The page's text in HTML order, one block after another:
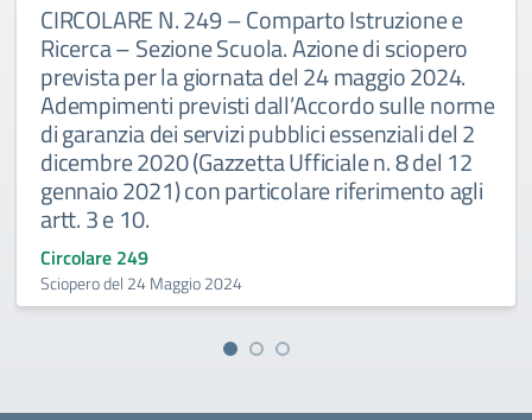
CIRCOLARE N. 249 – Comparto Istruzione e
Ricerca – Sezione Scuola. Azione di sciopero
prevista per la giornata del 24 maggio 2024.
Adempimenti previsti dall’Accordo sulle norme
di garanzia dei servizi pubblici essenziali del 2
dicembre 2020 (Gazzetta Ufficiale n. 8 del 12
gennaio 2021) con particolare riferimento agli
artt. 3 e 10.
Circolare 249
Sciopero del 24 Maggio 2024